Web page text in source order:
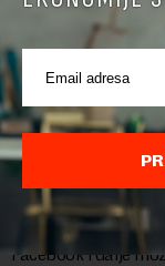
može biti i odbojno
A sada jedno pitanje iz
dalje ima svoju ulogu i
Ne bih otpisao
kod starije publike i
orijentisani na ljude
praviti celu
privučete
Facebook i dalje